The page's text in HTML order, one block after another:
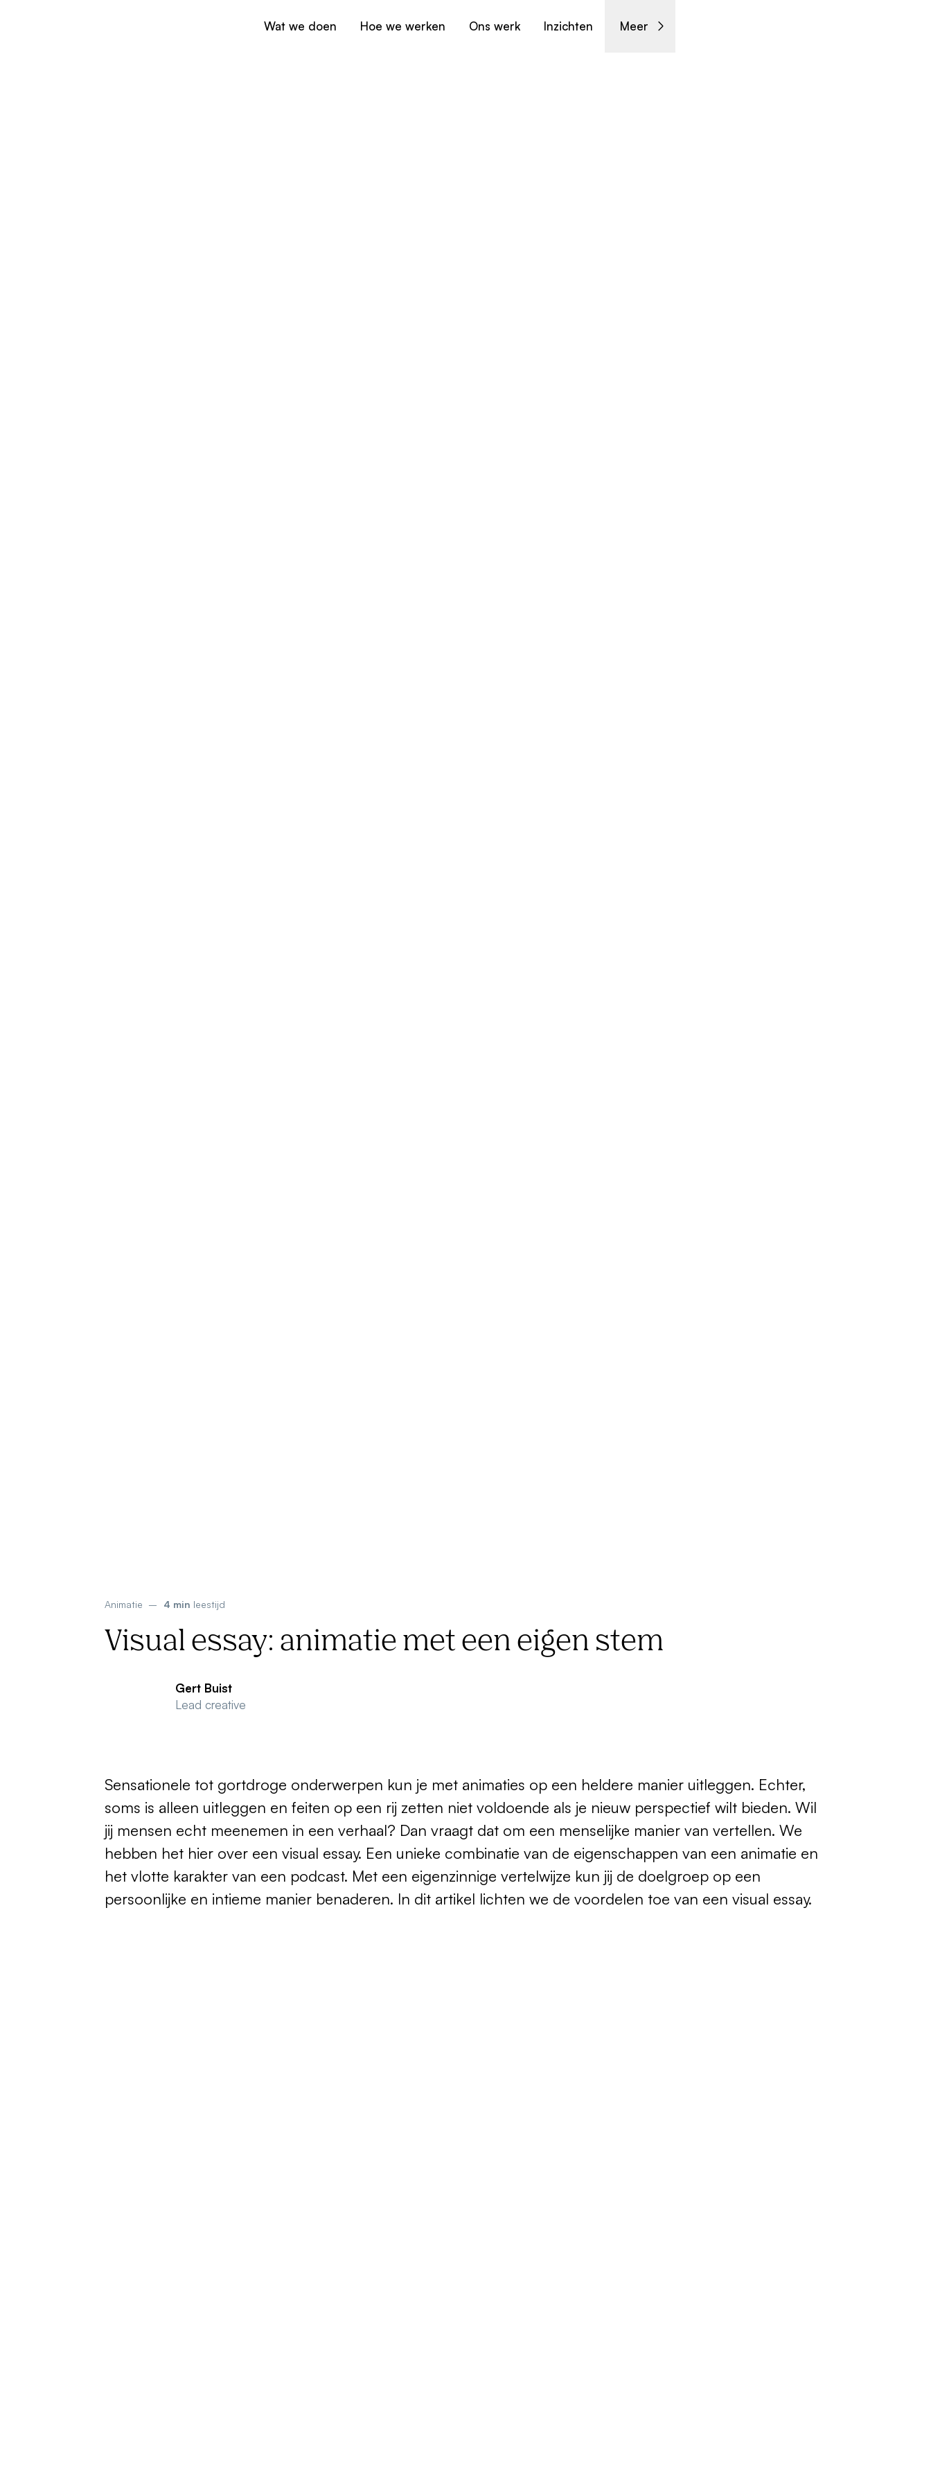
Wat we doen Hoe we werken Ons werk Inzichten Meer
Animatie – 4 min leestijd
Visual essay: animatie met een eigen stem
Gert Buist
Lead creative
Sensationele tot gortdroge onderwerpen kun je met animaties op een heldere manier uitleggen. Echter,
soms is alleen uitleggen en feiten op een rij zetten niet voldoende als je nieuw perspectief wilt bieden. Wil
jij mensen echt meenemen in een verhaal? Dan vraagt dat om een menselijke manier van vertellen. We
hebben het hier over een visual essay. Een unieke combinatie van de eigenschappen van een animatie en
het vlotte karakter van een podcast. Met een eigenzinnige vertelwijze kun jij de doelgroep op een
persoonlijke en intieme manier benaderen. In dit artikel lichten we de voordelen toe van een visual essay.